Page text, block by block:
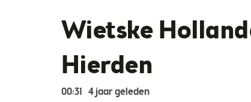
Wietske
Hierden
00:31 4 jaar geleden